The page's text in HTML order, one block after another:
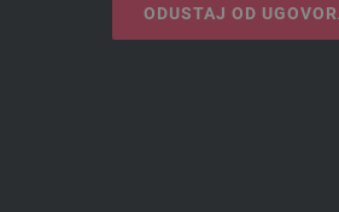
ODUSTAJ OD